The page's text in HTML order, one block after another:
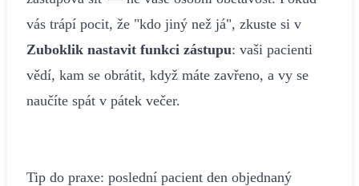
vás trápí pocit, že "kdo jiný než já", zkuste si v
Zuboklik nastavit funkci zástupu: vaši pacienti
vědí, kam se obrátit, když máte zavřeno, a vy se
naučíte spát v pátek večer.
Tip do praxe: poslední pacient den objednaný